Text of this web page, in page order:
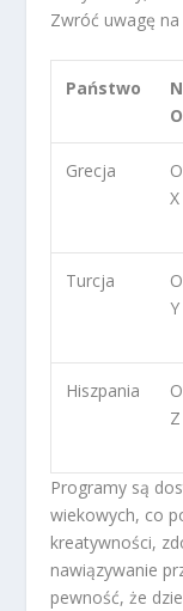
Zwróć uwagę
Państwo
Grecja
X
Turcja
Y
Hiszpania
Z
Programy są
wiekowych, co
kreatywności,
nawiązywanie
pewność, że